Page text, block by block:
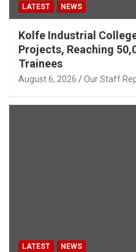
LATEST NEWS
Kolfe Industrial
Projects, Reaching
Trainees
August 6, 2026 Our Staff
LATEST NEWS